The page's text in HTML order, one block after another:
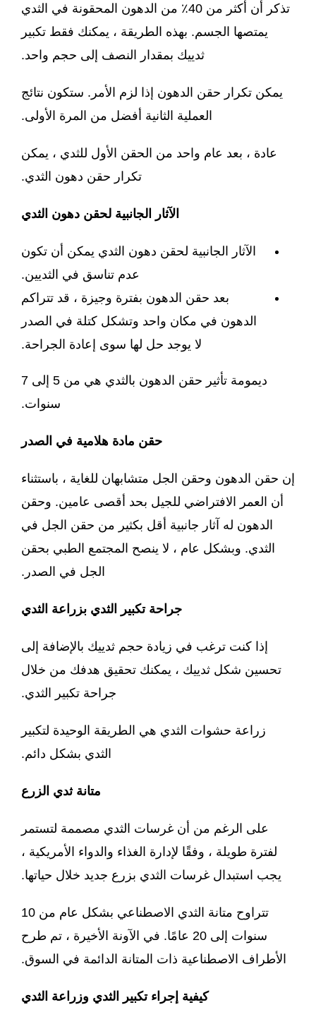
تذكر أن أكثر من 40٪ من الدهون المحقونة في الثدي
يمتصها الجسم. بهذه الطريقة ، يمكنك فقط تكبير
ثدييك بمقدار النصف إلى حجم واحد.
يمكن تكرار حقن الدهون إذا لزم الأمر. ستكون نتائج
العملية الثانية أفضل من المرة الأولى.
عادة ، بعد عام واحد من الحقن الأول للثدي ، يمكن
تكرار حقن دهون الثدي.
الآثار الجانبية لحقن دهون الثدي
الآثار الجانبية لحقن دهون الثدي يمكن أن تكون
عدم تناسق في الثديين.
بعد حقن الدهون بفترة وجيزة ، قد تتراكم
الدهون في مكان واحد وتشكل كتلة في الصدر
لا يوجد حل لها سوى إعادة الجراحة.
ديمومة تأثير حقن الدهون بالثدي هي من 5 إلى 7
سنوات.
حقن مادة هلامية في الصدر
إن حقن الدهون وحقن الجل متشابهان للغاية ، باستثناء
أن العمر الافتراضي للجيل بحد أقصى عامين. وحقن
الدهون له آثار جانبية أقل بكثير من حقن الجل في
الثدي. وبشكل عام ، لا ينصح المجتمع الطبي بحقن
الجل في الصدر.
جراحة تكبير الثدي بزراعة الثدي
إذا كنت ترغب في زيادة حجم ثدييك بالإضافة إلى
تحسين شكل ثدييك ، يمكنك تحقيق هدفك من خلال
جراحة تكبير الثدي.
زراعة حشوات الثدي هي الطريقة الوحيدة لتكبير
الثدي بشكل دائم.
متانة ثدي الزرع
على الرغم من أن غرسات الثدي مصممة لتستمر
لفترة طويلة ، وفقًا لإدارة الغذاء والدواء الأمريكية ،
يجب استبدال غرسات الثدي بزرع جديد خلال حياتها.
تتراوح متانة الثدي الاصطناعي بشكل عام من 10
سنوات إلى 20 عامًا. في الآونة الأخيرة ، تم طرح
الأطراف الاصطناعية ذات المتانة الدائمة في السوق.
كيفية إجراء تكبير الثدي وزراعة الثدي